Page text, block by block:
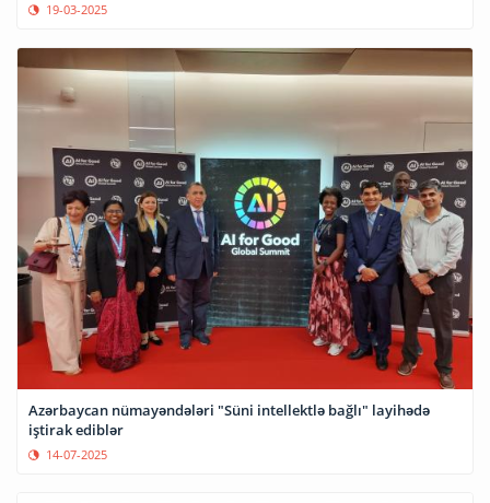
19-03-2025
Azərbaycan nümayəndələri "Süni intellektlə bağlı" layihədə
iştirak ediblər
14-07-2025